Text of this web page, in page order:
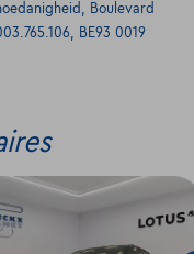
Boulevard
BE93 0019